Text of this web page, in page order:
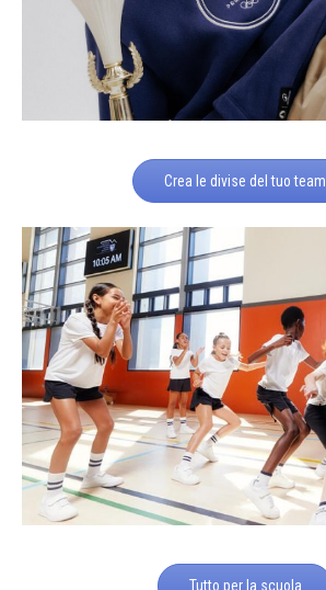
Crea le divise del tuo team
Tutto per la scuola